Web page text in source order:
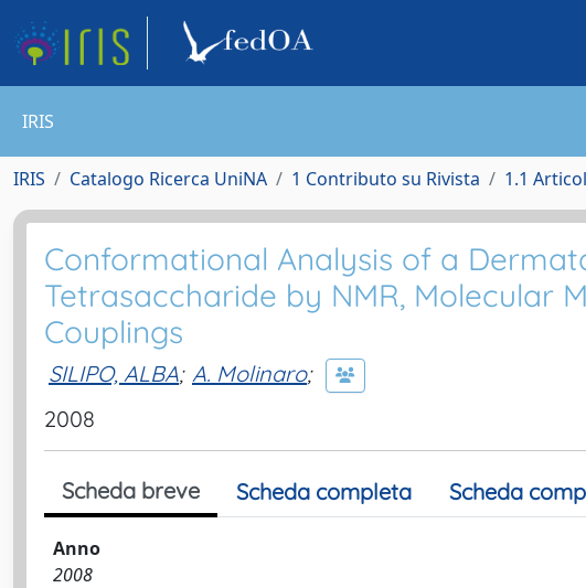
IRIS
IRIS Catalogo Ricerca UniNA 1 Contributo su Rivista 1.1
Conformational Analysis of a
Tetrasaccharide by NMR, Molecular
Couplings
SILIPO, ALBA; A. Molinaro;
2008
Scheda breve Scheda completa Scheda
Anno
2008